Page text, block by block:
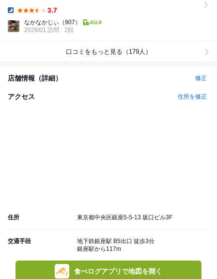
3.7
なかなかじぃ （907）
2026/01 訪問
2回
口コミをもっと見る（179人）
店舗情報（詳細） 修正
アクセス 住所を修正
住所 東京都中央区銀座5-5-13 坂口ビル3F
交通手段
地下鉄銀座駅 B5出口 徒歩3分
銀座駅から117m
食べログアプリで地図を開く